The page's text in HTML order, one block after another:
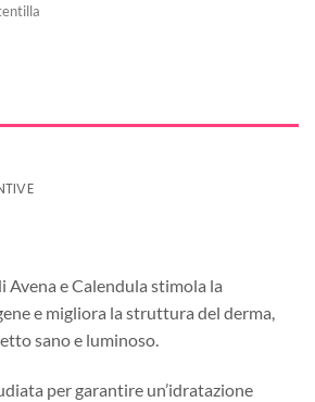
Avena e Calendula stimola la
e migliora la struttura del derma,
sano e luminoso.
per garantire un’idratazione